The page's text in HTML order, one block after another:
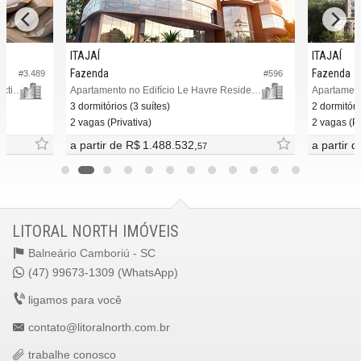
#3.489
Apartamento no Edifício Beira Rio Conection
#596
ITAJAÍ
Fazenda
Apartamento no Edifício Le Havre Residence
3 dormitórios (3 suítes)
2 vagas (Privativa)
a partir de R$ 1.488.532, 57
ITAJAÍ
Fazenda
2
2 vagas
a partir
LITORAL NORTH IMÓVEIS
Balneário Camboriú - SC
(47) 99673-1309 (WhatsApp)
ligamos para você
contato@litoralnorth.com.br
trabalhe conosco